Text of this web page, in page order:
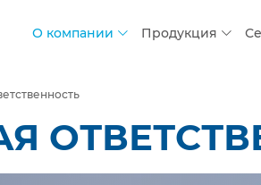
О компании Продукция